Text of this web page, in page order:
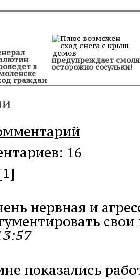
в
граждан
предупреждает
осторожно сосульки!
16
нервная и
показались